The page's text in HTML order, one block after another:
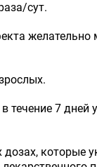
сут.
7